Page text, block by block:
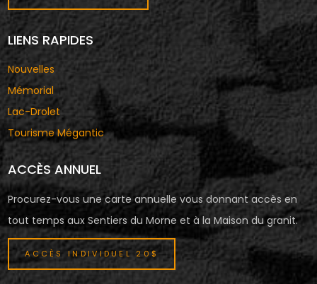
LIENS RAPIDES
Nouvelles
Mémorial
Lac-Drolet
Tourisme Mégantic
ACCÈS ANNUEL
Procurez-vous une carte annuelle vous donnant accès en
tout temps aux Sentiers du Morne et à la Maison du granit.
ACCÈS INDIVIDUEL 20$